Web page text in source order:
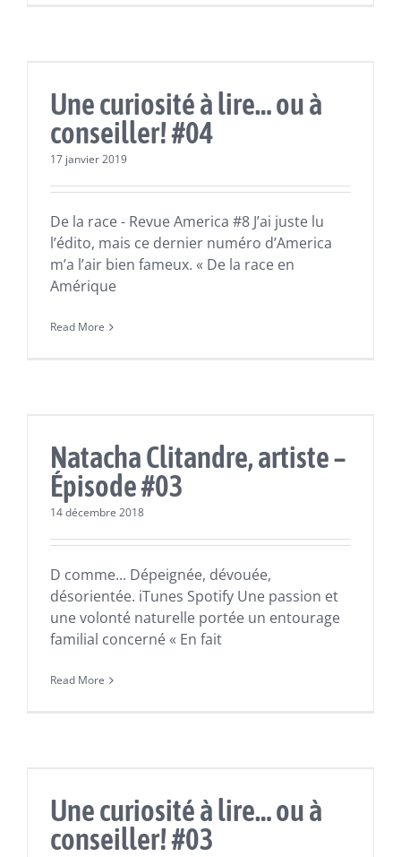
Une curiosité à lire… ou à
conseiller! #04
17 janvier 2019
De la race - Revue America #8 J’ai juste lu
l’édito, mais ce dernier numéro d’America
m’a l’air bien fameux. « De la race en
Amérique
Read More
Natacha Clitandre, artiste –
Épisode #03
14 décembre 2018
D comme... Dépeignée, dévouée,
désorientée. iTunes Spotify Une passion et
une volonté naturelle portée un entourage
familial concerné « En fait
Read More
Une curiosité à lire… ou à
conseiller! #03